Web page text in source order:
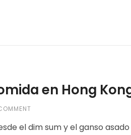
en Hong
el dim sum y el ganso asado